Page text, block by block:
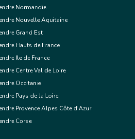
Normandie
Nouvelle Aquitaine
Grand Est
Hauts de France
Ile de France
Centre Val de Loire
Occitanie
Pays de la Loire
Provence Alpes Côte d'Azur
Corse